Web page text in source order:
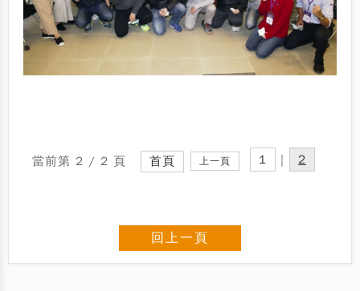
當前第 2 / 2 頁 首頁 上一頁 1 | 2
回上一頁